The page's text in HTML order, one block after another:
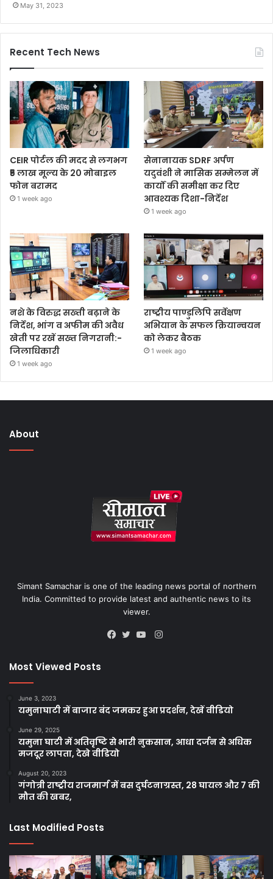
May 31, 2023
Recent Tech News
CEIR पोर्टल की मदद से लगभग
₹5 लाख मूल्य के 20 मोबाइल
फोन बरामद
1 week ago
सेनानायक SDRF अर्पण
यदुवंशी ने मासिक सम्मेलन में
कार्यों की समीक्षा कर दिए
आवश्यक दिशा-निर्देश
1 week ago
नशे के विरुद्ध सख्ती बढ़ाने के
निर्देश, भांग व अफीम की अवैध
खेती पर रखें सख्त निगरानी:-
जिलाधिकारी
1 week ago
राष्ट्रीय पाण्डुलिपि सर्वेक्षण
अभियान के सफल क्रियान्वयन
को लेकर बैठक
1 week ago
About
Simant Samachar is one of the leading news portal of northern
India. Committed to provide latest and authentic news to its
viewer.
Instagram
Most Viewed Posts
June 3, 2023
यमुनाघाटी में बाजार बंद जमकर हुआ प्रदर्शन, देखें वीडियो
June 29, 2025
यमुना घाटी में अतिवृष्टि से भारी नुकसान, आधा दर्जन से अधिक
मजदूर लापता, देखे वीडियो
August 20, 2023
गंगोत्री राष्ट्रीय राजमार्ग में बस दुर्घटनाग्रस्त, 28 घायल और 7 की
मौत की खबर,
Last Modified Posts